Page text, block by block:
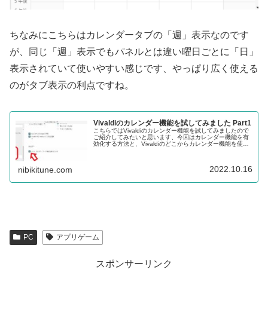
ちなみにこちらはカレンダータブの「週」表示なのです
が、同じ「週」表示でもパネルとは違い曜日ごとに「日」
表示されていて使いやすい感じです、やっぱり広く使える
のがタブ表示の利点ですね。
Vivaldiのカレンダー機能を試してみました Part1
こちらではVivaldiのカレンダー機能を試してみましたので
ご紹介してみたいと思います、今回はカレンダー機能を有
効化する方法と、Vivaldiのどこからカレンダー機能を使用
nibikitune.com 2022.10.16
PC アプリゲーム
スポンサーリンク